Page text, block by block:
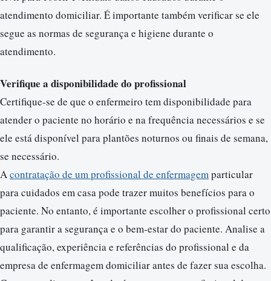
atendimento domiciliar. É importante também verificar se ele
segue as normas de segurança e higiene durante o
atendimento.
Verifique a disponibilidade do profissional
Certifique-se de que o enfermeiro tem disponibilidade para
atender o paciente no horário e na frequência necessários e se
ele está disponível para plantões noturnos ou finais de semana,
se necessário.
Acontratação de um profissional de enfermagemparticular
para cuidados em casa pode trazer muitos benefícios para o
paciente. No entanto, é importante escolher o profissional certo
para garantir a segurança e o bem-estar do paciente. Analise a
qualificação, experiência e referências do profissional e da
empresa de enfermagem domiciliar antes de fazer sua escolha.